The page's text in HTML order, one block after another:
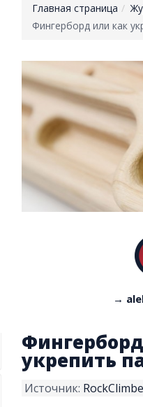
Главная страница
Фингерборд или как
→
укрепить
Источник: